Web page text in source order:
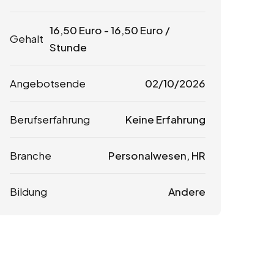
Gehalt
16,50 Euro -16,50 Euro /
Stunde
Angebotsende 02/10/2026
Berufserfahrung Keine Erfahrung
Branche Personalwesen, HR
Bildung Andere